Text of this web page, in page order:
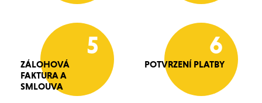
5
ZÁLOHOVÁ
FAKTURA A
SMLOUVA
6
POTVRZENÍ PLATBY